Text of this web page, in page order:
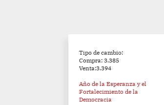
Tipo de cambio:
Compra: 3.385
Venta:3.394
Año de la Esperanza y el
Fortalecimiento de la
Democracia